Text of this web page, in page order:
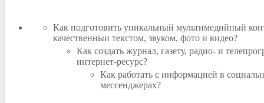
Как подготовить уникальный мультимедийный
качественныи текстом, звуком, фото и видео?
Как создать журнал, газету, радио- и
интернет-ресурс?
Как работать с информацией в
мессенджерах?